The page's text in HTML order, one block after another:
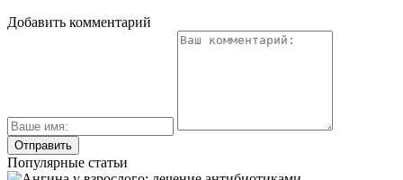
Добавить комментарий
Популярные статьи